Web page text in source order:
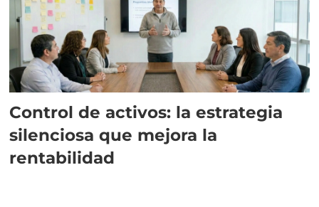
Control de activos: la estrategia
silenciosa que mejora la
rentabilidad